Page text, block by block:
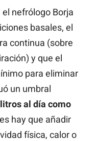
nefrólogo Borja
basales, el
continua (sobre
y que el
para eliminar
un umbral
al día como
hay que añadir
física, calor o